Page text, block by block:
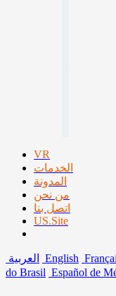
VR
الخدمات
المدونة
من نحن
اتصل بنا
US.Site
العربية English
do Brasil Español de